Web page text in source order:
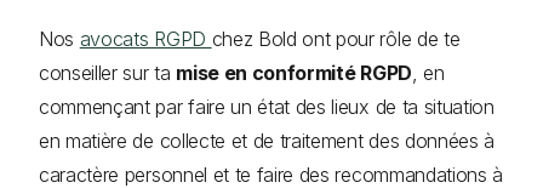
Nos avocats RGPD chez Bold ont pour rôle de te
conseiller sur ta mise en conformité RGPD, en
commençant par faire un état des lieux de ta situation
en matière de collecte et de traitement des données à
caractère personnel et te faire des recommandations à